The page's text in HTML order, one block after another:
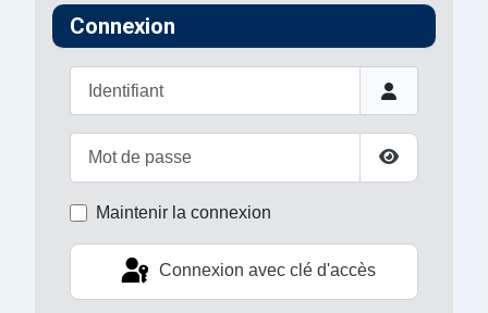
Connexion
Afficher le
Maintenir la connexion
Connexion avec clé d'accès